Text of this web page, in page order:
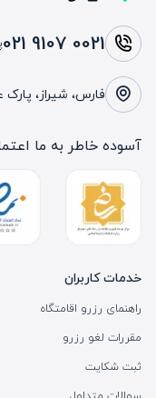
خدمات کاربران
راهنمای رزرو اقامتگاه
مقررات لغو رزرو
ثبت شکایت
021 9107 0021
فارس، شیراز،
آسوده خاطر به ما